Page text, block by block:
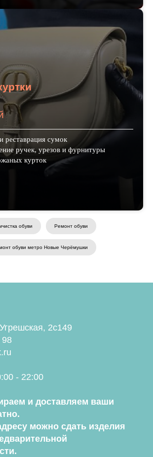
реставрация сумок
ручек, урезов и фурнитуры
курток
обуви Ремонт обуви
обуви метро Новые Черёмушки
2с149
98
- 22:00
и доставляем ваши
можно сдать изделия